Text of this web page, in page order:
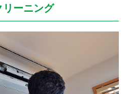
ーニング